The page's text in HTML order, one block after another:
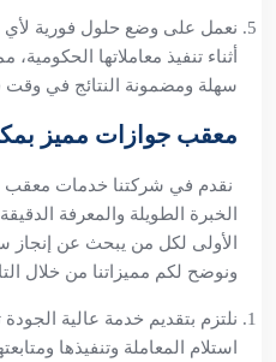
نعمل على وضع حلول فورية
أثناء تنفيذ معاملاتها
سهلة ومضمونة النتائج في
معقب جوازات مميز
نقدم في شركتنا خدمات معقب
الخبرة الطويلة والمعرفة
الأولى لكل من يبحث عن إنجاز
ونوضح لكم مميزاتنا من خلال
نلتزم بتقديم خدمة عالية
استلام المعاملة وتنفيذها